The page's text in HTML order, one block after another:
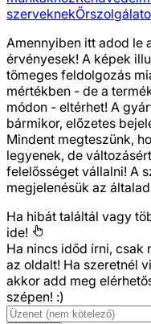
szerveknek
Amennyiben itt adod le
érvényesek! A képek
tömeges feldolgozás
mértékben - de a
módon - eltérhet! A
bármikor, előzetes
Mindent megteszünk,
legyenek, de
felelősséget vállalni! A
megjelenésük az
Ha hibát találtál vagy
ide!
Ha nincs időd írni, csak
az oldalt! Ha szeretnél
akkor add meg
szépen! :)